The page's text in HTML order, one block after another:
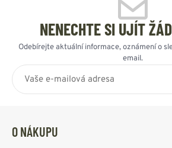
NENECHTE SI UJÍT
Odebírejte aktuální informace, oznámení o
email.
O NÁKUPU